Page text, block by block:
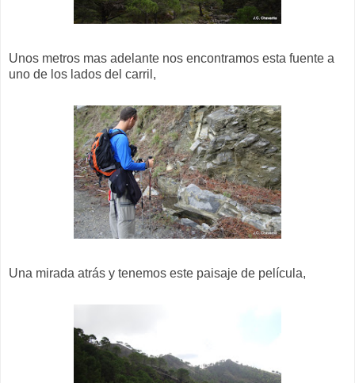
Unos metros mas adelante nos encontramos esta fuente a
uno de los lados del carril,
Una mirada atrás y tenemos este paisaje de película,